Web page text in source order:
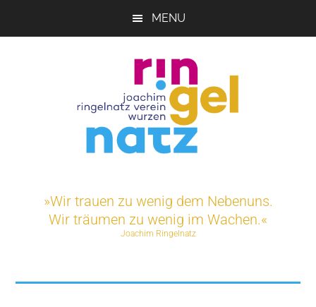
MENU
Ringelnatz-
Verein
e.V.
Projekte»Wir trauen zu wenig dem Nebenuns.
Wir träumen zu wenig im Wachen.«
Joachim Ringelnatz